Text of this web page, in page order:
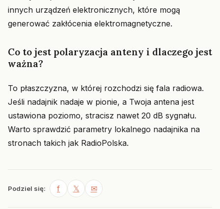
innych urządzeń elektronicznych, które mogą
generować zakłócenia elektromagnetyczne.
Co to jest polaryzacja anteny i dlaczego jest
ważna?
To płaszczyzna, w której rozchodzi się fala radiowa.
Jeśli nadajnik nadaje w pionie, a Twoja antena jest
ustawiona poziomo, stracisz nawet 20 dB sygnału.
Warto sprawdzić parametry lokalnego nadajnika na
stronach takich jak RadioPolska.
Podziel się: f 𝕏 ✉